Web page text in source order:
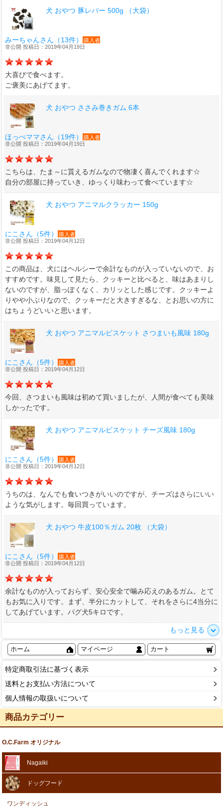
犬 おやつ 豚レバー 500g （大袋）
みーちゃんさん（13件）
購入者
非公開 投稿日：2019年04月19日
大喜びで食べます。
ご褒美にあげてます。
犬 おやつ ささみ巻きガム 6本
ほっぺママさん（19件）
購入者
非公開 投稿日：2019年04月19日
こちらは、たま～に貰えるガムなので物凄く喜んでくれます☆
自分の部屋に持っていき、ゆっくり味わって食べています☆
犬 おやつ アニマルクラッカー 150g
にこさん（5件）
購入者
非公開 投稿日：2019年04月12日
この商品は、犬にはヘルシーで余計なものが入っていないので、お
すすめです。味見して見たら、クッキーと比べると、味はあまりし
ないのですが、脂っぽくなく、カリッとした感じです。クッキーよ
りやや小ぶりなので、クッキーだと大きすぎるな、とお思いの方に
はちょうどいいと思います。
犬 おやつ アニマルビスケット さつまいも風味 180g
にこさん（5件）
購入者
非公開 投稿日：2019年04月12日
今回、さつまいも風味は初めて買いましたが、人間が食べても美味
しかったです。
犬 おやつ アニマルビスケット チーズ風味 180g
にこさん（5件）
購入者
非公開 投稿日：2019年04月12日
うちのは、なんでも食いつきがいいのですが、チーズはさらにいい
ような気がします。毎回買っています。
犬 おやつ 牛皮100％ガム 20枚 （大袋）
にこさん（5件）
購入者
非公開 投稿日：2019年04月12日
余計なものが入っておらず、安心安全で噛み応えのあるガム。とて
もお気に入りです。まず、半分にカットして、それをさらに4当分に
してあげています。パグ犬5キロです。
もっと見る
ホーム マイページ カート
特定商取引法に基づく表示
送料とお支払い方法について
個人情報の取扱いについて
商品カテゴリー
O.C.Farm オリジナル
Nagaiki
ドッグフード
ワンディッシュ